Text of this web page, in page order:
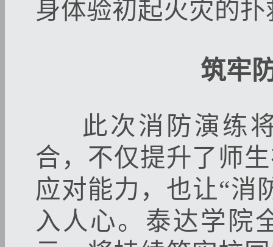
身体验初起火灾的
筑牢
此次消防演练
合，不仅提升了师
应对能力，也让“消
入人心。泰达学院